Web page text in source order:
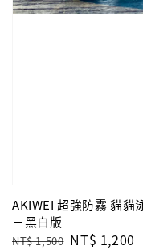
AKIWEI 超強防霧 貓貓
－黑白版
Regular
NT$ 1,500 Sale
NT$ 1,200